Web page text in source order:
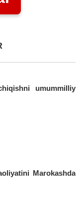
umummilliy
Marokashda